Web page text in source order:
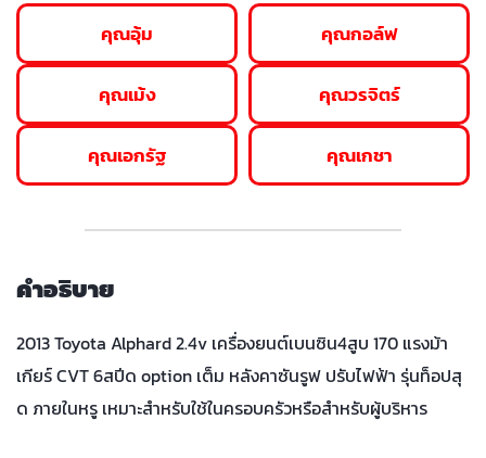
คุณอุ้ม
คุณเม้ง
คุณเอกรัฐ
คุณกอล์ฟ
คุณวรจิตร์
คุณเกชา
คำอธิบาย
2013 Toyota Alphard 2.4v เครื่องยนต์เบนซิน4สูบ 170 แรงม้า
เกียร์ CVT 6สปีด option เต็ม หลังคาซันรูฟ ปรับไฟฟ้า รุ่นท็อปสุ
ด ภายในหรู เหมาะสำหรับใช้ในครอบครัวหรือสำหรับผู้บริหาร